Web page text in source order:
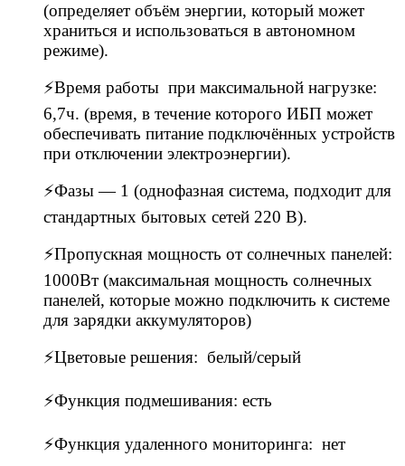
(определяет объём энергии, который может
храниться и использоваться в автономном
режиме).
⚡Время работы при максимальной нагрузке:
6,7ч. (время, в течение которого ИБП может
обеспечивать питание подключённых устройств
при отключении электроэнергии).
⚡Фазы — 1 (однофазная система, подходит для
стандартных бытовых сетей 220 В).
⚡Пропускная мощность от солнечных панелей:
1000Вт (максимальная мощность солнечных
панелей, которые можно подключить к системе
для зарядки аккумуляторов)
⚡Цветовые решения: белый/серый
⚡Функция подмешивания: есть
⚡Функция удаленного мониторинга: нет